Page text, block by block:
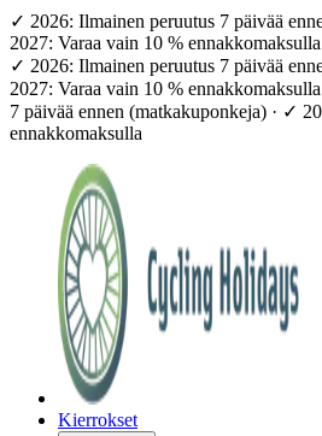
✓ 2026: Ilmainen peruutus 7 päivää
2027: Varaa vain 10 % ennakkomaksulla
✓ 2026: Ilmainen peruutus 7 päivää
2027: Varaa vain 10 % ennakkomaksulla
7 päivää ennen (matkakuponkeja) · ✓
ennakkomaksulla
Kierrokset